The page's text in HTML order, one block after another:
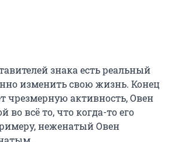
знака есть реальный
изменить свою жизнь. Конец
чрезмерную активность, Овен
во всё то, что когда-то его
неженатый Овен